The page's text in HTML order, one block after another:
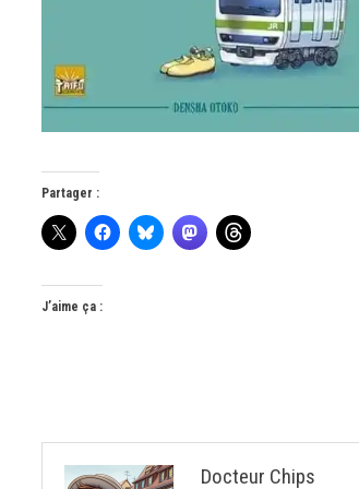
Partager :
J’aime ça :
Docteur Chips